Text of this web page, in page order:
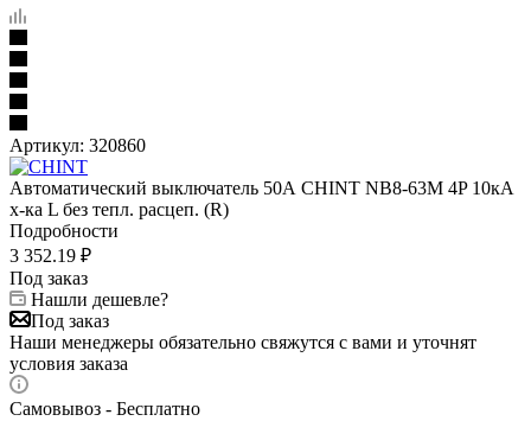
Артикул: 320860
Автоматический выключатель 50А CHINT NB8-63M 4P 10кА
х-ка L без тепл. расцеп. (R)
Подробности
3 352.19 ₽
Под заказ
Нашли дешевле?
Под заказ
Наши менеджеры обязательно свяжутся с вами и уточнят
условия заказа
Самовывоз - Бесплатно